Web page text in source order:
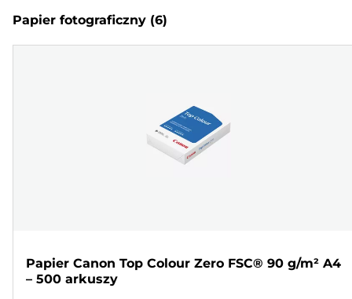
Papier fotograficzny (6)
Papier Canon Top Colour Zero FSC® 90 g/m² A4
– 500 arkuszy